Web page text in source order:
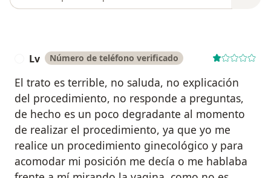
Lv Número de teléfono verificado
El trato es terrible, no saluda, no explicación
del procedimiento, no responde a preguntas,
de hecho es un poco degradante al momento
de realizar el procedimiento, ya que yo me
realice un procedimiento ginecológico y para
acomodar mi posición me decía o me hablaba